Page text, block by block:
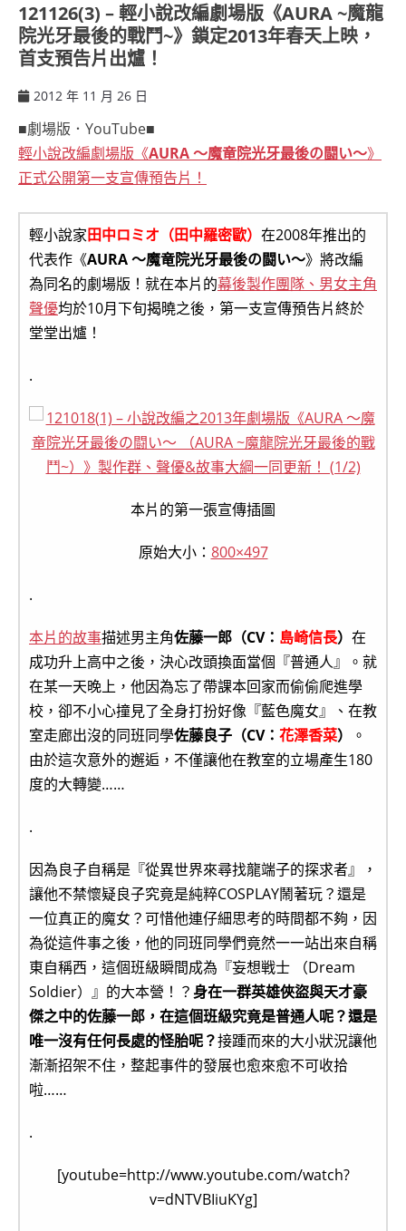
121126(3) – 輕小說改編劇場版《AURA ~魔龍
院光牙最後的戰鬥~》鎖定2013年春天上映，
首支預告片出爐！
2012 年 11 月 26 日
■劇場版．YouTube■
輕小說改編劇場版《AURA 〜魔竜院光牙最後の闘い〜》
正式公開第一支宣傳預告片！
輕小說家田中ロミオ（田中羅密歐） 在2008年推出的
代表作《AURA 〜魔竜院光牙最後の闘い〜》將改編
為同名的劇場版！就在本片的幕後製作團隊、男女主角
聲優均於10月下旬揭曉之後，第一支宣傳預告片終於
堂堂出爐！
.
本片的第一張宣傳插圖
原始大小： 800×497
.
本片的故事描述男主角佐藤一郎（CV： 島崎信長） 在
成功升上高中之後，決心改頭換面當個『普通人』。就
在某一天晚上，他因為忘了帶課本回家而偷偷爬進學
校，卻不小心撞見了全身打扮好像『藍色魔女』、在教
室走廊出沒的同班同學佐藤良子（CV： 花澤香菜）
。
由於這次意外的邂逅，不僅讓他在教室的立場產生180
度的大轉變……
.
因為良子自稱是『從異世界來尋找龍端子的探求者』，
讓他不禁懷疑良子究竟是純粹COSPLAY鬧著玩？還是
一位真正的魔女？可惜他連仔細思考的時間都不夠，因
為從這件事之後，他的同班同學們竟然一一站出來自稱
東自稱西，這個班級瞬間成為『妄想戦士 （Dream
Soldier）』的大本營！？ 身在一群英雄俠盜與天才豪
傑之中的佐藤一郎，在這個班級究竟是普通人呢？還是
唯一沒有任何長處的怪胎呢？接踵而來的大小狀況讓他
漸漸招架不住，整起事件的發展也愈來愈不可收拾
啦……
.
[youtube=http://www.youtube.com/watch?
v=dNTVBIiuKYg]